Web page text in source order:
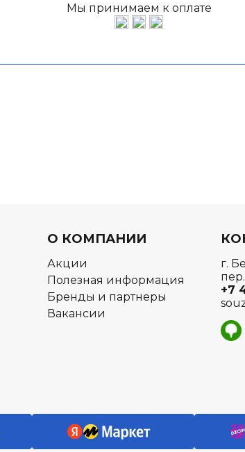
Мы принимаем к оплате
О КОМПАНИИ
Акции
Полезная информация
Бренды и партнеры
Вакансии
г.
+7